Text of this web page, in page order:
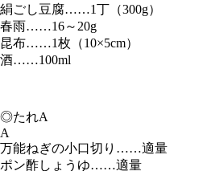
絹ごし豆腐……1丁（300g）
春雨……16～20g
昆布……1枚（10×5cm）
酒……100ml
◎たれA
A
万能ねぎの小口切り……適量
ポン酢しょうゆ……適量